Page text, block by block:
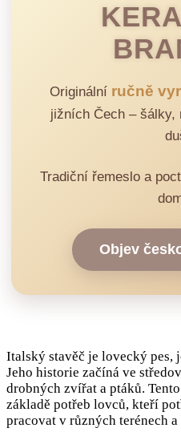
Originální ručně
jižních Čech –
Tradiční řemeslo a
Objev
Italský stavěč je lovecký pes,
Jeho historie začíná ve
drobných zvířat a ptáků.
základě potřeb lovců, kteří
pracovat v různých terénech